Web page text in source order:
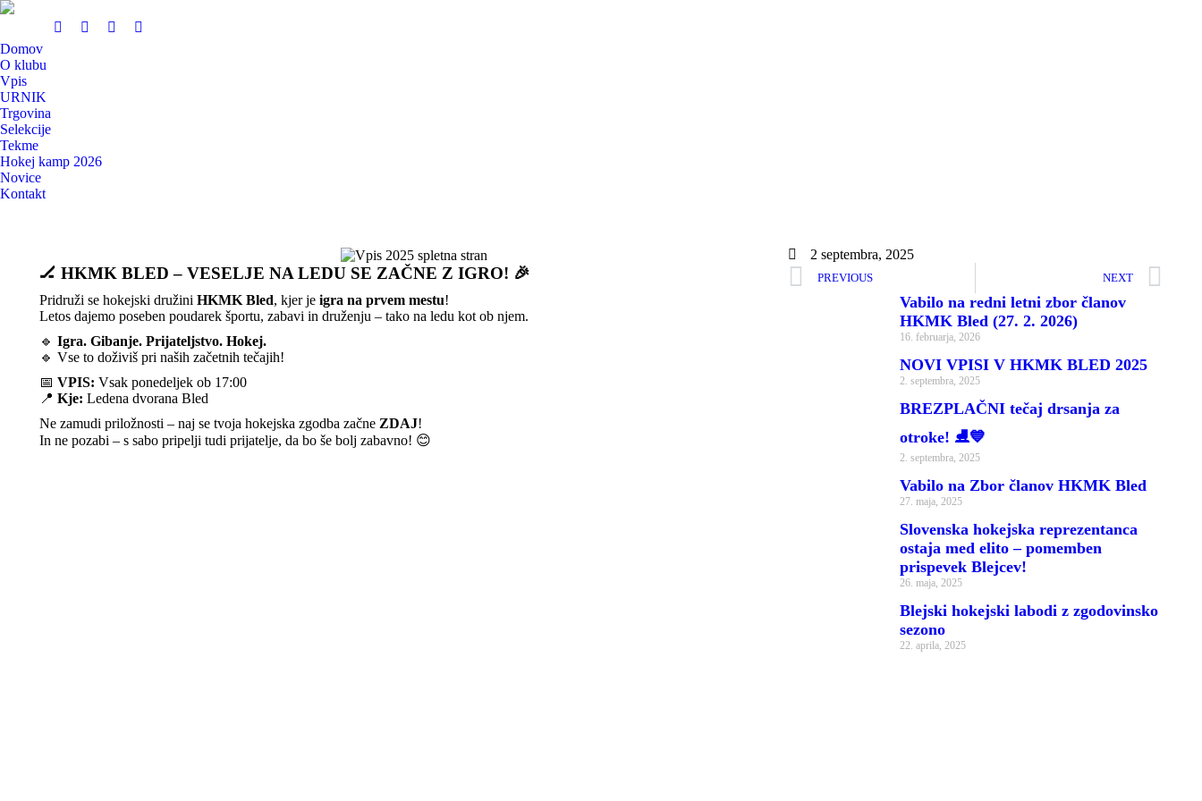
Domov
O klubu
Vpis
URNIK
Trgovina
Selekcije
Tekme
Hokej kamp 2026
Novice
Kontakt
🏒 HKMK BLED – VESELJE NA LEDU SE ZAČNE Z IGRO! 🎉
Pridruži se hokejski družini HKMK Bled, kjer je igra na prvem mestu!
Letos dajemo poseben poudarek športu, zabavi in druženju – tako na ledu kot ob njem.
🔹 Igra. Gibanje. Prijateljstvo. Hokej.
🔹 Vse to doživiš pri naših začetnih tečajih!
📅 VPIS: Vsak ponedeljek ob 17:00
📍 Kje: Ledena dvorana Bled
Ne zamudi priložnosti – naj se tvoja hokejska zgodba začne ZDAJ!
In ne pozabi – s sabo pripelji tudi prijatelje, da bo še bolj zabavno! 😊
2 septembra, 2025
PREVIOUS NEXT
Vabilo na redni letni zbor članov
HKMK Bled (27. 2. 2026)
16. februarja, 2026
NOVI VPISI V HKMK BLED 2025
2. septembra, 2025
BREZPLAČNI tečaj drsanja za
otroke! ⛸️💙
2. septembra, 2025
Vabilo na Zbor članov HKMK Bled
27. maja, 2025
Slovenska hokejska reprezentanca
ostaja med elito – pomemben
prispevek Blejcev!
26. maja, 2025
Blejski hokejski labodi z zgodovinsko
sezono
22. aprila, 2025